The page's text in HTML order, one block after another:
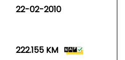
22-02-2010
222.155 KM